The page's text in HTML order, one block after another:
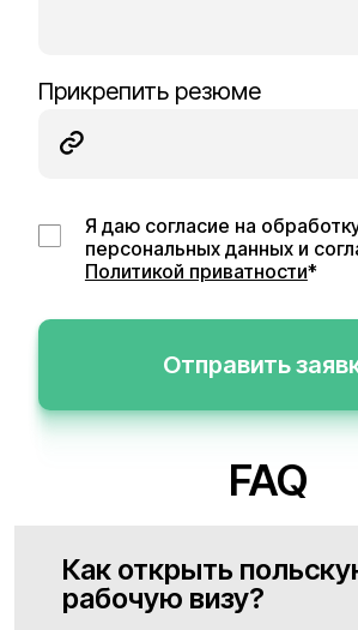
Прикрепить резюме
Я даю согласие на
персональных данных и
Политикой приватности*
Отправить
FAQ
Как открыть
рабочую визу?